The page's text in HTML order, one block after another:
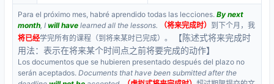
Para el próximo mes, habré aprendido todas las lecciones. By next
month, I will have learned all the lessons. （将来完成时） 到下个月，我
将已经学完所有的课程（到将来某时已完成）。
【陈述式将来完成时
用法：表示在将来某个时间点之前将要完成的动作】
Los documentos que se hubieren presentado después del plazo no
serán aceptados. Documents that have been submitted after the